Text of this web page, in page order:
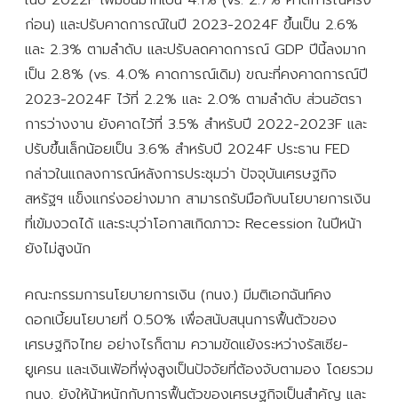
ก่อน) และปรับคาดการณ์ในปี 2023-2024F ขึ้นเป็น 2.6%
และ 2.3% ตามลำดับ และปรับลดคาดการณ์ GDP ปีนี้ลงมาก
เป็น 2.8% (vs. 4.0% คาดการณ์เดิม) ขณะที่คงคาดการณ์ปี
2023-2024F ไว้ที่ 2.2% และ 2.0% ตามลำดับ ส่วนอัตรา
การว่างงาน ยังคาดไว้ที่ 3.5% สำหรับปี 2022-2023F และ
ปรับขึ้นเล็กน้อยเป็น 3.6% สำหรับปี 2024F ประธาน FED
กล่าวในแถลงการณ์หลังการประชุมว่า ปัจจุบันเศรษฐกิจ
สหรัฐฯ แข็งแกร่งอย่างมาก สามารถรับมือกับนโยบายการเงิน
ที่เข้มงวดได้ และระบุว่าโอกาสเกิดภาวะ Recession ในปีหน้า
ยังไม่สูงนัก
คณะกรรมการนโยบายการเงิน (กนง.) มีมติเอกฉันท์คง
ดอกเบี้ยนโยบายที่ 0.50% เพื่อสนับสนุนการฟื้นตัวของ
เศรษฐกิจไทย อย่างไรก็ตาม ความขัดแย้งระหว่างรัสเซีย-
ยูเครน และเงินเฟ้อที่พุ่งสูงเป็นปัจจัยที่ต้องจับตามอง โดยรวม
กนง. ยังให้น้าหนักกับการฟื้นตัวของเศรษฐกิจเป็นสำคัญ และ